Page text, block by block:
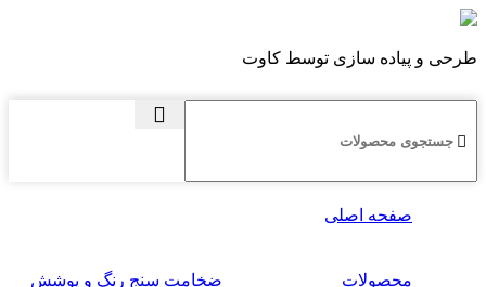
طرحی و پیاده سازی توسط کاوت
صفحه اصلی
محصولات
ضخامت سنج رنگ و پوشش